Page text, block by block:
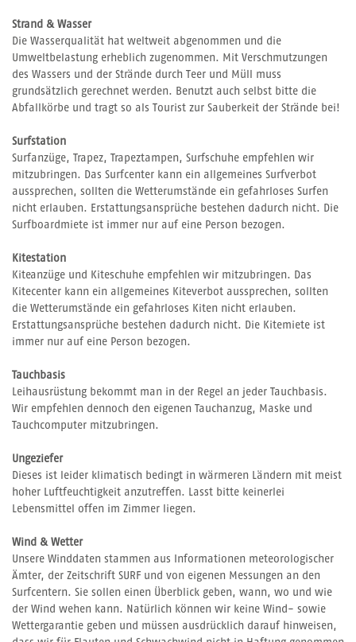
Strand & Wasser
Die Wasserqualität hat weltweit abgenommen und die
Umweltbelastung erheblich zugenommen. Mit Verschmutzungen
des Wassers und der Strände durch Teer und Müll muss
grundsätzlich gerechnet werden. Benutzt auch selbst bitte die
Abfallkörbe und tragt so als Tourist zur Sauberkeit der Strände bei!
Surfstation
Surfanzüge, Trapez, Trapeztampen, Surfschuhe empfehlen wir
mitzubringen. Das Surfcenter kann ein allgemeines Surfverbot
aussprechen, sollten die Wetterumstände ein gefahrloses Surfen
nicht erlauben. Erstattungsansprüche bestehen dadurch nicht. Die
Surfboardmiete ist immer nur auf eine Person bezogen.
Kitestation
Kiteanzüge und Kiteschuhe empfehlen wir mitzubringen. Das
Kitecenter kann ein allgemeines Kiteverbot aussprechen, sollten
die Wetterumstände ein gefahrloses Kiten nicht erlauben.
Erstattungsansprüche bestehen dadurch nicht. Die Kitemiete ist
immer nur auf eine Person bezogen.
Tauchbasis
Leihausrüstung bekommt man in der Regel an jeder Tauchbasis.
Wir empfehlen dennoch den eigenen Tauchanzug, Maske und
Tauchcomputer mitzubringen.
Ungeziefer
Dieses ist leider klimatisch bedingt in wärmeren Ländern mit meist
hoher Luftfeuchtigkeit anzutreffen. Lasst bitte keinerlei
Lebensmittel offen im Zimmer liegen.
Wind & Wetter
Unsere Winddaten stammen aus Informationen meteorologischer
Ämter, der Zeitschrift SURF und von eigenen Messungen an den
Surfcentern. Sie sollen einen Überblick geben, wann, wo und wie
der Wind wehen kann. Natürlich können wir keine Wind- sowie
Wettergarantie geben und müssen ausdrücklich darauf hinweisen,